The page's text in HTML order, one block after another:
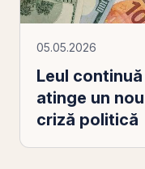
05.05.2026
Leul
atinge un
criză politică